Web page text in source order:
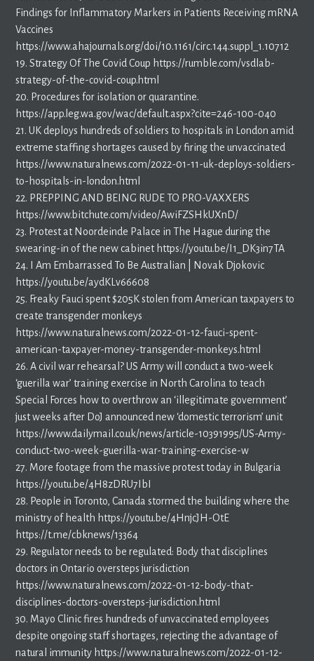
Findings for Inflammatory Markers in Patients Receiving mRNA
Vaccines
https://www.ahajournals.org/doi/10.1161/circ.144.suppl_1.10712
19. Strategy Of The Covid Coup https://rumble.com/vsdlab-
strategy-of-the-covid-coup.html
20. Procedures for isolation or quarantine.
https://app.leg.wa.gov/wac/default.aspx?cite=246-100-040
21. UK deploys hundreds of soldiers to hospitals in London amid
extreme staffing shortages caused by firing the unvaccinated
https://www.naturalnews.com/2022-01-11-uk-deploys-soldiers-
to-hospitals-in-london.html
22. PREPPING AND BEING RUDE TO PRO-VAXXERS
https://www.bitchute.com/video/AwiFZSHkUXnD/
23. Protest at Noordeinde Palace in The Hague during the
swearing-in of the new cabinet https://youtu.be/I1_DK3in7TA
24. I Am Embarrassed To Be Australian | Novak Djokovic
https://youtu.be/aydKLv66608
25. Freaky Fauci spent $205K stolen from American taxpayers to
create transgender monkeys
https://www.naturalnews.com/2022-01-12-fauci-spent-
american-taxpayer-money-transgender-monkeys.html
26. A civil war rehearsal? US Army will conduct a two-week
‘guerilla war’ training exercise in North Carolina to teach
Special Forces how to overthrow an ‘illegitimate government’
just weeks after DoJ announced new ‘domestic terrorism’ unit
https://www.dailymail.co.uk/news/article-10391995/US-Army-
conduct-two-week-guerilla-war-training-exercise-w
27. More footage from the massive protest today in Bulgaria
https://youtu.be/4H8zDRU7IbI
28. People in Toronto, Canada stormed the building where the
ministry of health https://youtu.be/4HnjcJH-OtE
https://t.me/cbknews/13364
29. Regulator needs to be regulated: Body that disciplines
doctors in Ontario oversteps jurisdiction
https://www.naturalnews.com/2022-01-12-body-that-
disciplines-doctors-oversteps-jurisdiction.html
30. Mayo Clinic fires hundreds of unvaccinated employees
despite ongoing staff shortages, rejecting the advantage of
natural immunity https://www.naturalnews.com/2022-01-12-